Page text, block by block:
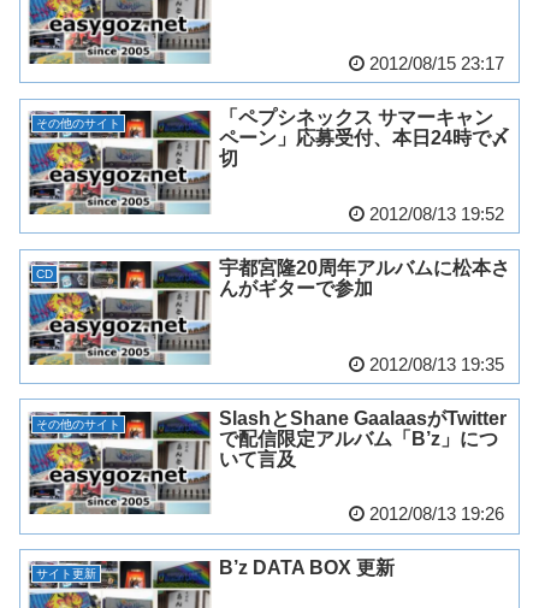
2012/08/15 23:17
その他のサイト
「ペプシネックス サマーキャン
ペーン」応募受付、本日24時で〆
切
2012/08/13 19:52
CD
宇都宮隆20周年アルバムに松本さ
んがギターで参加
2012/08/13 19:35
その他のサイト
SlashとShane GaalaasがTwitter
で配信限定アルバム「B’z」につ
いて言及
2012/08/13 19:26
サイト更新 B’z DATA BOX 更新